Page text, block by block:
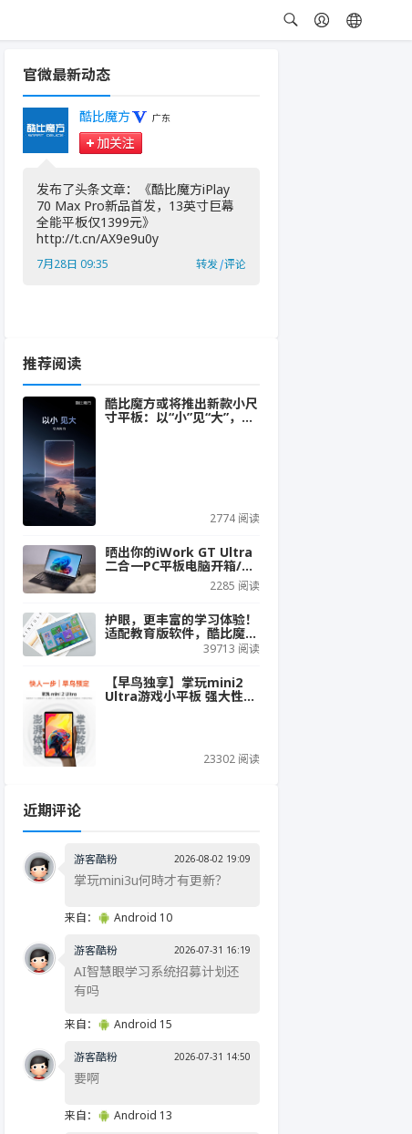
官微最新动态
酷比魔方 广东
加关注
发布了头条文章：《酷比魔方iPlay
70 Max Pro新品首发，13英寸巨幕
全能平板仅1399元》
http://t.cn/AX9e9u0y ​
7月28日 09:35 转发|评论
推荐阅读
酷比魔方或将推出新款小尺
寸平板：以“小”见“大”，主
2774 阅读
晒出你的iWork GT Ultra
二合一PC平板电脑开箱/使
用体验，即有机会赢好礼！
2285 阅读
护眼，更丰富的学习体验！
适配教育版软件，酷比魔方
39713 阅读
【早鸟独享】掌玩mini2
Ultra游戏小平板 强大性
23302 阅读
近期评论
游客酷粉 2026-08-02 19:09
掌玩mini3u何時才有更新？
来自： Android 10
游客酷粉 2026-07-31 16:19
AI智慧眼学习系统招募计划还
有吗
来自： Android 15
游客酷粉 2026-07-31 14:50
要啊
来自： Android 13